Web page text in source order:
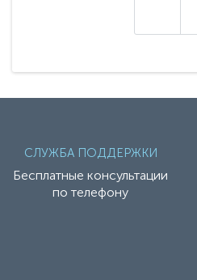
СЛУЖБА ПОДДЕРЖКИ
Бесплатные консультации
по телефону